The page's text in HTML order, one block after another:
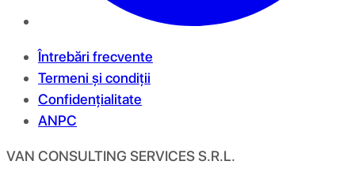
Întrebări frecvente
Termeni și condiții
Confidențialitate
ANPC
VAN CONSULTING SERVICES S.R.L.